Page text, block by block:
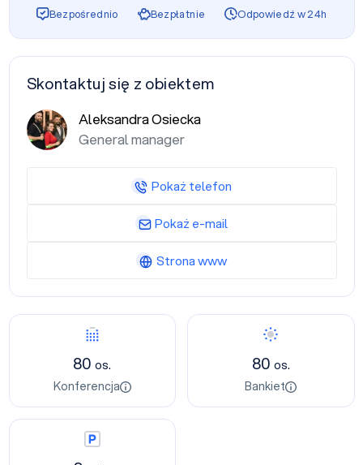
Konferencja
80os.
Konferencja
Bankiet
80 os.
Bankiet
Parking
Bezpośrednio Bezpłatnie Odpowiedź w 24h
Skontaktuj się z obiektem
Aleksandra Osiecka
General manager
Pokaż telefon
Pokaż e-mail
Strona www